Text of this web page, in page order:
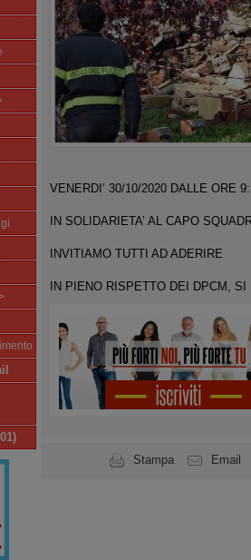
VENERDI’ 30/10/2020 DALLE ORE
IN SOLIDARIETA’ AL CAPO
INVITIAMO TUTTI AD ADERIRE
IN PIENO RISPETTO DEI DPCM,
Stampa Email